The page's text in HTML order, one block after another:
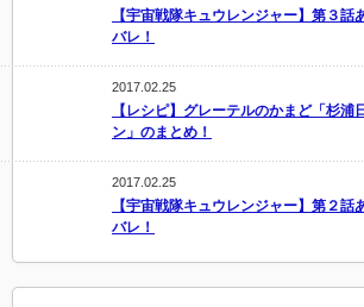
【宇宙戦隊キュウレンジャー】第３話
バレ！
2017.02.25
【レシピ】グレーテルのかまど「杉浦
ン」のまとめ！
2017.02.25
【宇宙戦隊キュウレンジャー】第２話
バレ！